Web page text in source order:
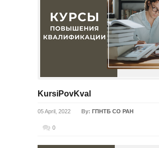
KursiPovKval
05 April, 2022 By: ГПНТБ СО РАН
0